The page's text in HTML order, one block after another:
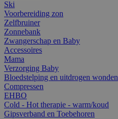
Ski
Voorbereiding zon
Zelfbruiner
Zonnebank
Zwangerschap en Baby
Accessoires
Mama
Verzorging Baby
Bloedstelping en uitdrogen wonden
Compressen
EHBO
Cold - Hot therapie - warm/koud
Gipsverband en Toebehoren